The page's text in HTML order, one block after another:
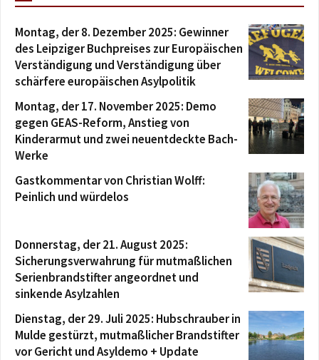
Montag, der 8. Dezember 2025: Gewinner
des Leipziger Buchpreises zur Europäischen
Verständigung und Verständigung über
schärfere europäischen Asylpolitik
Montag, der 17. November 2025: Demo
gegen GEAS-Reform, Anstieg von
Kinderarmut und zwei neuentdeckte Bach-
Werke
Gastkommentar von Christian Wolff:
Peinlich und würdelos
Donnerstag, der 21. August 2025:
Sicherungsverwahrung für mutmaßlichen
Serienbrandstifter angeordnet und
sinkende Asylzahlen
Dienstag, der 29. Juli 2025: Hubschrauber in
Mulde gestürzt, mutmaßlicher Brandstifter
vor Gericht und Asyldemo + Update